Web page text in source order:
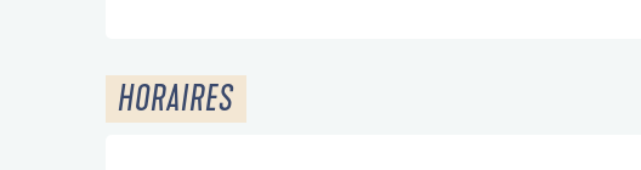
HORAIRES